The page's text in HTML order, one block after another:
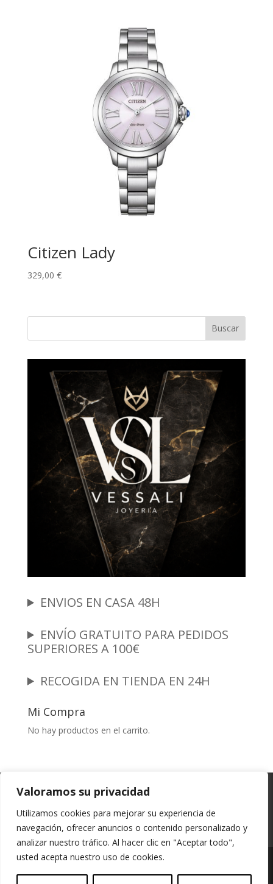
Valoramos su privacidad
Utilizamos cookies para mejorar su experiencia de
navegación, ofrecer anuncios o contenido personalizado y
analizar nuestro tráfico. Al hacer clic en "Aceptar todo",
usted acepta nuestro uso de cookies.
Citizen Lady
329,00 €
Buscar
ENVIOS EN CASA 48H
ENVÍO GRATUITO PARA PEDIDOS
SUPERIORES A 100€
RECOGIDA EN TIENDA EN 24H
Mi Compra
No hay productos en el carrito.
Garantia y Autenticidad
Política de Privacidad
Políticas de Cookies
Mi cuenta